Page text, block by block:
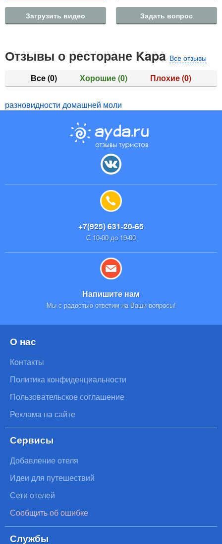
Загрузить видео Задать вопрос
Отзывы о ресторане Kapa Все отзывы
Все(0) Хорошие(0) Плохие(0)
разновидности домашней моли
+7(925) 631-20-65
С 10-00 до 19-00
Напишите нам
Мы с радостью ответим на Ваши вопросы!
О нас
Контакты
Политика конфиденциальности
Пользовательское соглашение
Реклама на сайте
Сервисы
Добавление отеля
Идеи для путешествий
Сети отелей
Сообщить об ошибке
Службы